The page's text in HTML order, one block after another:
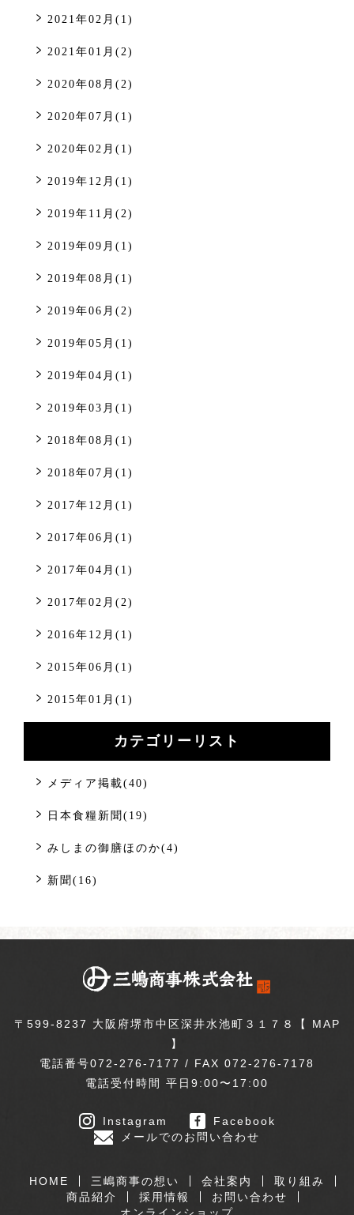
2021年02月(1)
2021年01月(2)
2020年08月(2)
2020年07月(1)
2020年02月(1)
2019年12月(1)
2019年11月(2)
2019年09月(1)
2019年08月(1)
2019年06月(2)
2019年05月(1)
2019年04月(1)
2019年03月(1)
2018年08月(1)
2018年07月(1)
2017年12月(1)
2017年06月(1)
2017年04月(1)
2017年02月(2)
2016年12月(1)
2015年06月(1)
2015年01月(1)
カテゴリーリスト
メディア掲載(40)
日本食糧新聞(19)
みしまの御膳ほのか(4)
新聞(16)
〒599-8237 大阪府堺市中区深井水池町３１７８【 MAP
】
電話番号072-276-7177 / FAX 072-276-7178
電話受付時間 平日9:00〜17:00
Instagram
Facebook
メールでのお問い合わせ
HOME 三嶋商事の想い 会社案内
取り組み
商品紹介
採用情報
お問い合わせ